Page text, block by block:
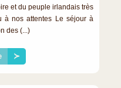
et du peuple irlandais très
à nos attentes Le séjour à
des (...)
≻